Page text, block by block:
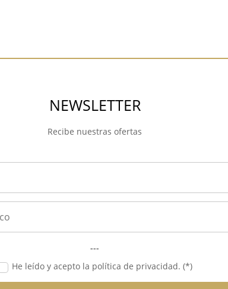
NEWSLETTER
Recibe nuestras ofertas
---
He leído y acepto la política de privacidad. (*)